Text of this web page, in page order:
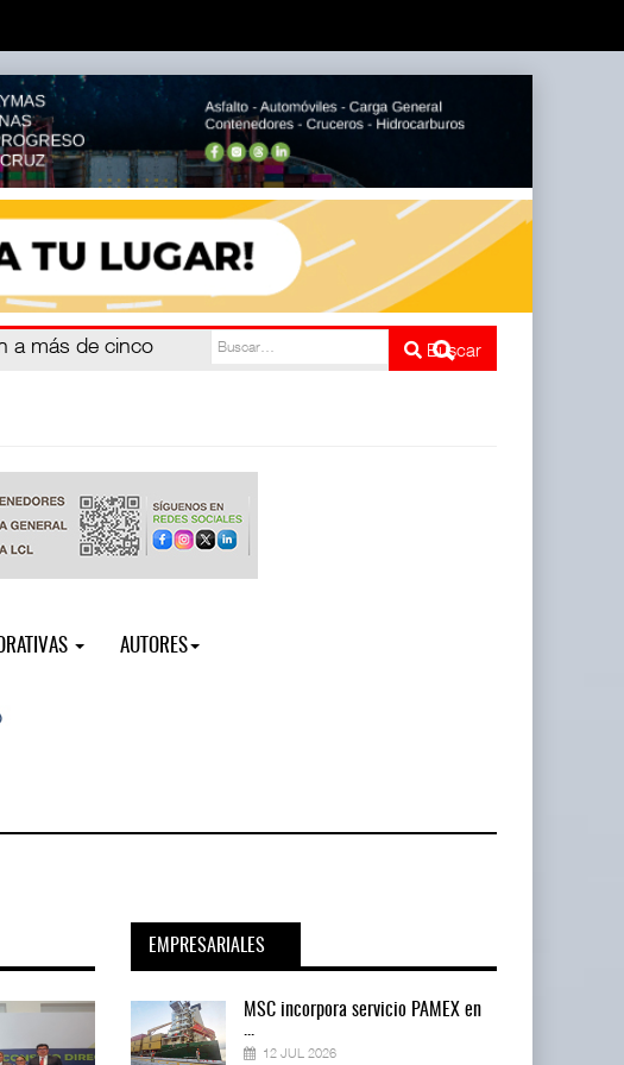
a más de cinco
Buscar
AUTORES
EMPRESARIALES
PAMEX en
MSC incorpora servicio PAMEX en
12 JUL 2026